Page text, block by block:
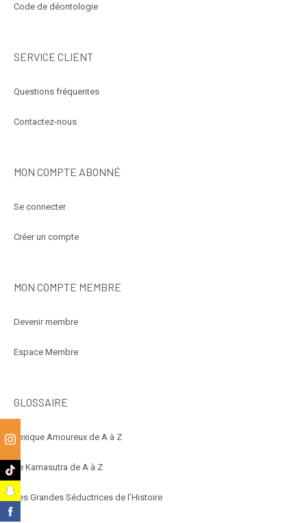
Code de déontologie
SERVICE CLIENT
Questions fréquentes
Contactez-nous
MON COMPTE ABONNÉ
Se connecter
Créer un compte
MON COMPTE MEMBRE
Devenir membre
Espace Membre
GLOSSAIRE
Lexique Amoureux de A à Z
Le Kamasutra de A à Z
Les Grandes Séductrices de l’Histoire